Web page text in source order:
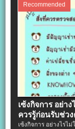
Recommended
เซ้งกิจการ อย่า
ควรรู้ก่อนรับช่ว
เซ้งกิจการ อย่างไรไ